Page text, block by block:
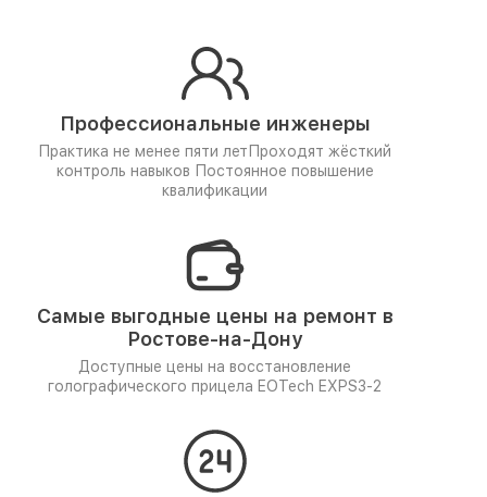
Профессиональные инженеры
Практика не менее пяти лет Проходят жёсткий
контроль навыков Постоянное повышение
квалификации
Самые выгодные цены на ремонт в
Ростове-на-Дону
Доступные цены на восстановление
голографического прицела EOTech EXPS3-2